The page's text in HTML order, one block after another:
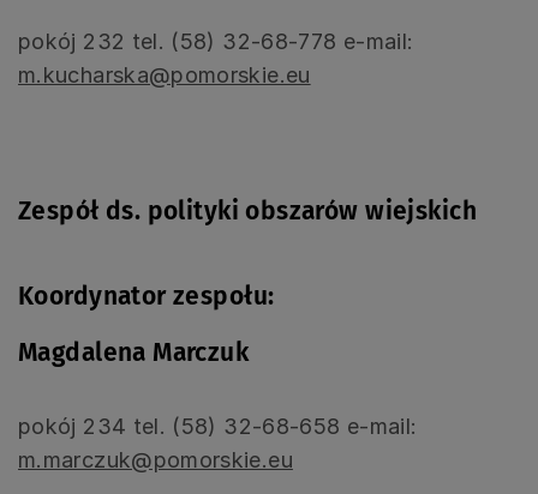
pokój 232 tel. (58) 32-68-778 e-mail:
m.kucharska@pomorskie.eu
Zespół ds. polityki obszarów wiejskich
Koordynator zespołu:
Magdalena Marczuk
pokój 234 tel. (58) 32-68-658 e-mail:
m.marczuk@pomorskie.eu